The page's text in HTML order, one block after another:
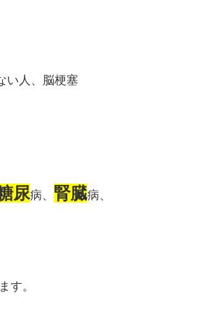
い人、脳梗塞
尿病、 腎臓病、
す。